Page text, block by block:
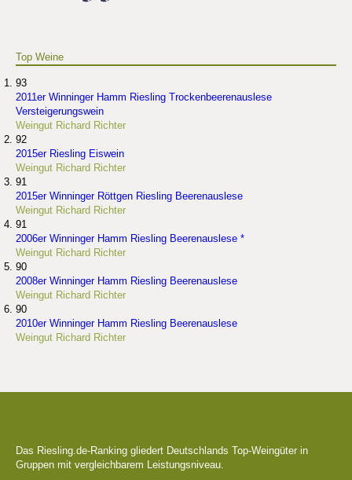
Top Weine
93
2011er Winninger Hamm Riesling Trockenbeerenauslese
Versteigerungswein
Weingut Richard Richter
92
2015er Riesling Eiswein
Weingut Richard Richter
91
2015er Winninger Röttgen Riesling Beerenauslese
Weingut Richard Richter
91
2006er Winninger Hamm Riesling Beerenauslese *
Weingut Richard Richter
90
2008er Winninger Hamm Riesling Beerenauslese
Weingut Richard Richter
90
2010er Winninger Hamm Riesling Beerenauslese
Weingut Richard Richter
Das Riesling.de-Ranking gliedert Deutschlands Top-Weingüter in
Gruppen mit vergleichbarem Leistungsniveau.